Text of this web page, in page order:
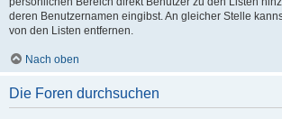
deren Benutzernamen eingibst. An gleicher Stelle
von den Listen entfernen.
Nach oben
Die Foren durchsuchen